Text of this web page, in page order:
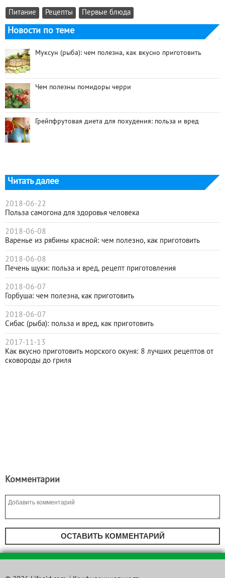
Питание Рецепты Первые блюда
Новости по теме
Муксун (рыба): чем полезна, как вкусно приготовить
Чем полезны помидоры черри
Грейпфрутовая диета для похудения: польза и вред
Читать далее
2018-06-22
Польза самогона для здоровья человека
2018-06-08
Варенье из рябины красной: чем полезно, как приготовить
2018-06-08
Печень щуки: польза и вред, рецепт приготовления
2018-06-07
Горбуша: чем полезна, как приготовить
2018-06-07
Сибас (рыба): польза и вред, как приготовить
2017-11-13
Как вкусно приготовить морского окуня: 8 лучших рецептов от
сковороды до гриля
Комментарии
ОСТАВИТЬ КОММЕНТАРИЙ